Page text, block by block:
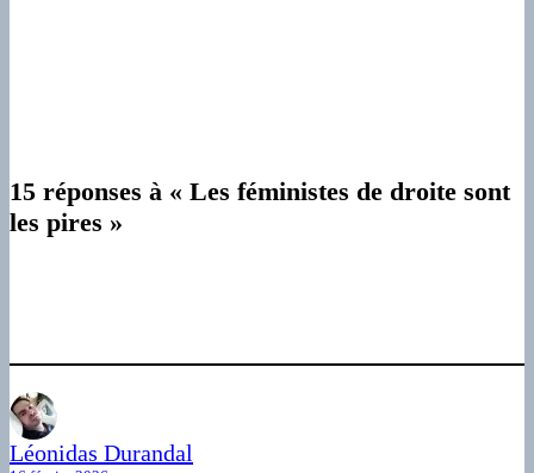
15 réponses à « Les féministes de droite sont
les pires »
Léonidas Durandal